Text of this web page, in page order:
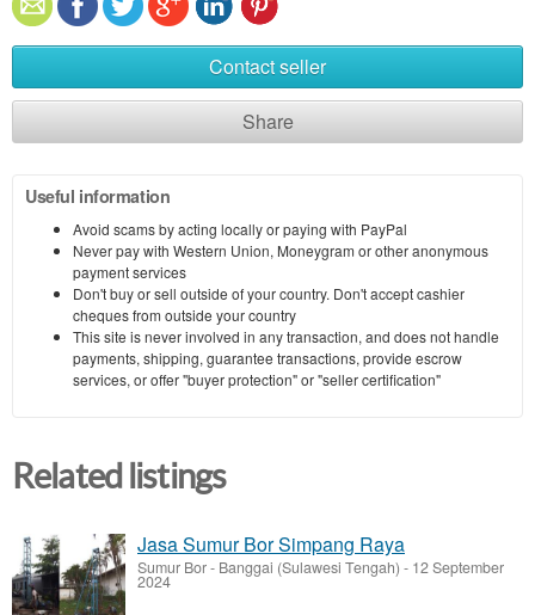
Contact seller
Share
Useful information
Avoid scams by acting locally or paying with PayPal
Never pay with Western Union, Moneygram or other anonymous
payment services
Don't buy or sell outside of your country. Don't accept cashier
cheques from outside your country
This site is never involved in any transaction, and does not handle
payments, shipping, guarantee transactions, provide escrow
services, or offer "buyer protection" or "seller certification"
Related listings
Jasa Sumur Bor Simpang Raya
Sumur Bor- Banggai (Sulawesi Tengah) - 12 September
2024